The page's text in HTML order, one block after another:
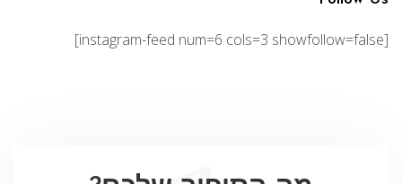
[instagram-feed num=6 cols=3 showfollow=false]